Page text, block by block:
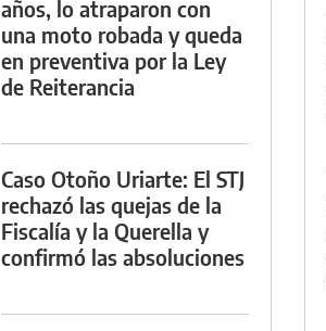
años, lo atraparon con
una moto robada y queda
en preventiva por la Ley
de Reiterancia
Caso Otoño Uriarte: El STJ
rechazó las quejas de la
Fiscalía y la Querella y
confirmó las absoluciones